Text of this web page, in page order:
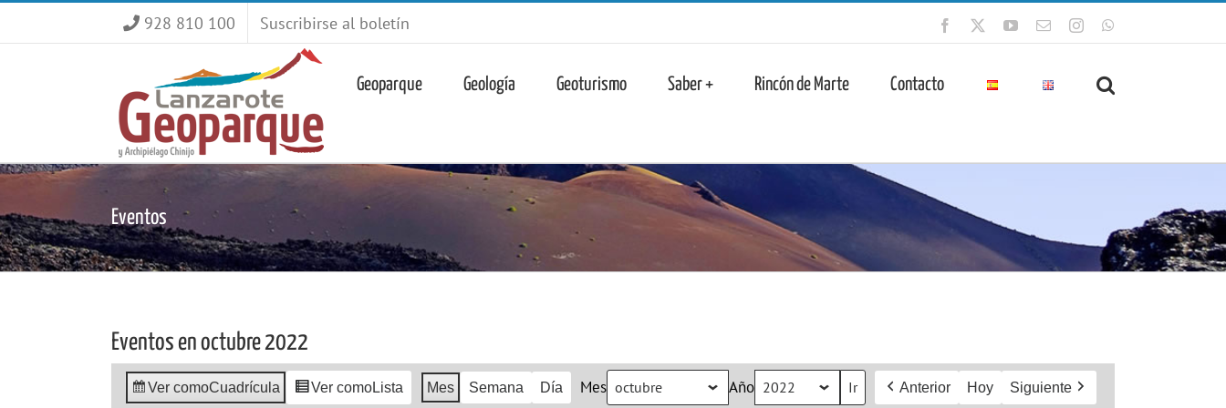
928 810 100 Suscribirse al boletín Facebook YouTube
CorreoInstagram
Geoparque Geología Geoturismo Saber + Rincón de Marte Contacto
Eventos
Eventos en octubre 2022
Ver comoCuadrícula Ver comoLista Mes Semana Día Mes Año Anterior Hoy Siguiente